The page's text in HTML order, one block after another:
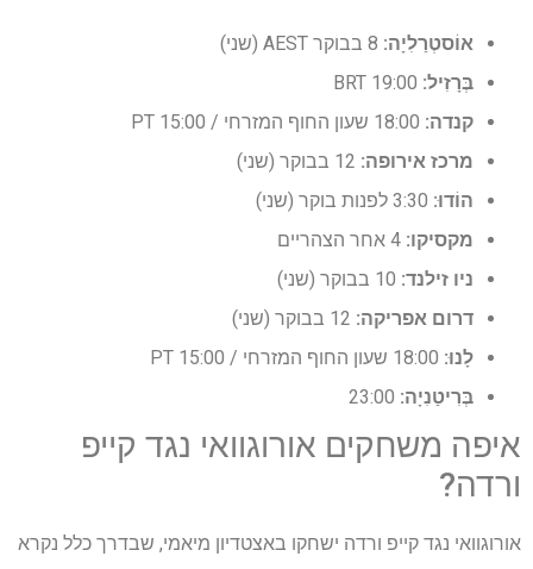
אוֹסטְרַלִיָה:
בְּרָזִיל:
קנדה:
מרכז אירופה: 12 בבוקר (שני)
הוֹדוּ:
מקסיקו:
ניו זילנד: 10 בבוקר (שני)
דרום אפריקה: 12 בבוקר (שני)
לָנוּ:
בְּרִיטַנִיָה:
איפה משחקים אורוגוואי נגד קייפ
ורדה?
אורוגוואי נגד קייפ ורדה ישחקו באצטדיון מיאמי, שבדרך כלל נקרא